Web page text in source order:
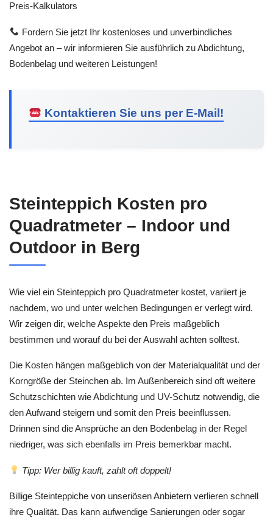
Preis-Kalkulators
Fordern Sie jetzt Ihr kostenloses und unverbindliches
Angebot an – wir informieren Sie ausführlich zu Abdichtung,
Bodenbelag und weiteren Leistungen!
Kontaktieren Sie uns per E-Mail!
Steinteppich Kosten pro
Quadratmeter – Indoor und
Outdoor in Berg
Wie viel ein Steinteppich pro Quadratmeter kostet, variiert je
nachdem, wo und unter welchen Bedingungen er verlegt wird.
Wir zeigen dir, welche Aspekte den Preis maßgeblich
bestimmen und worauf du bei der Auswahl achten solltest.
Die Kosten hängen maßgeblich von der Materialqualität und der
Korngröße der Steinchen ab. Im Außenbereich sind oft weitere
Schutzschichten wie Abdichtung und UV-Schutz notwendig, die
den Aufwand steigern und somit den Preis beeinflussen.
Drinnen sind die Ansprüche an den Bodenbelag in der Regel
niedriger, was sich ebenfalls im Preis bemerkbar macht.
Tipp: Wer billig kauft, zahlt oft doppelt!
Billige Steinteppiche von unseriösen Anbietern verlieren schnell
ihre Qualität. Das kann aufwendige Sanierungen oder sogar